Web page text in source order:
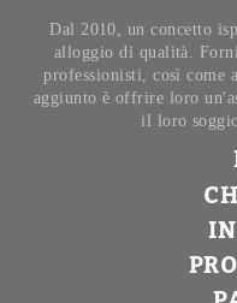
Dal 2010, un concetto
alloggio di qualità.
professionisti, così come
aggiunto è offrire loro
il loro